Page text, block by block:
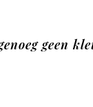
geen